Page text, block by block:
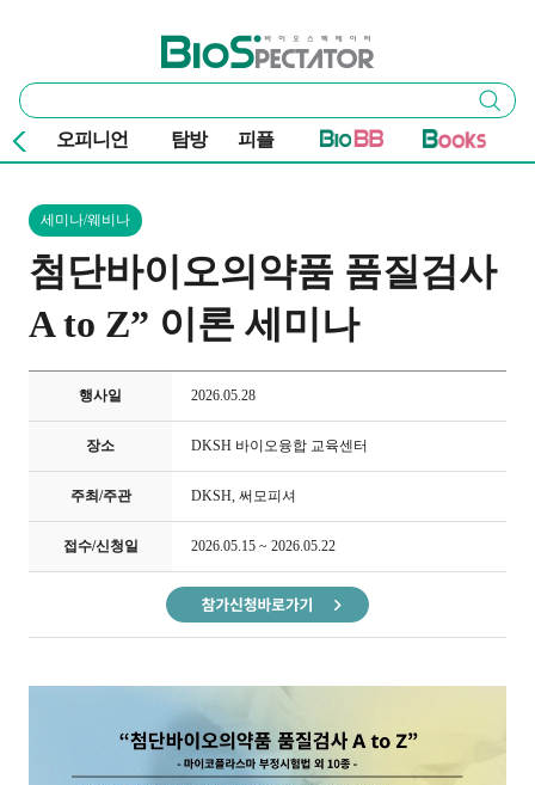
바이오스펙테이터
통
합
검
색
검색
오피니언 탐방 피플
세미나/웨비나
첨단바이오의약품 품질검사
A to Z” 이론 세미나
행사일 2026.05.28
장소 DKSH 바이오융합 교육센터
주최/주관 DKSH, 써모피셔
접수/신청일 2026.05.15 ~ 2026.05.22